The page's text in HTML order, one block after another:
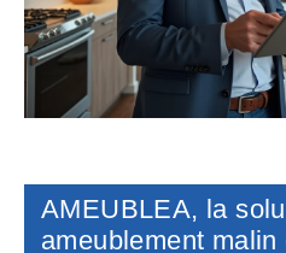
AMEUBLEA, la
ameublement